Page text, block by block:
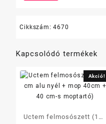
Cikkszám:4670
Kapcsolódó termékek
Akció!
Uctem felmosószett (140